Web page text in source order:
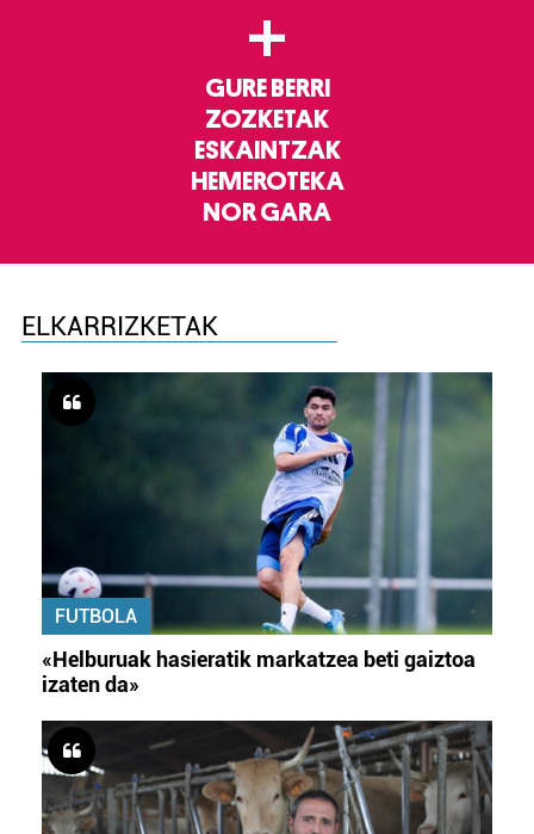
+
GURE BERRI
ZOZKETAK
ESKAINTZAK
HEMEROTEKA
NOR GARA
ELKARRIZKETAK
FUTBOLA
«Helburuak hasieratik markatzea beti gaiztoa
izaten da»